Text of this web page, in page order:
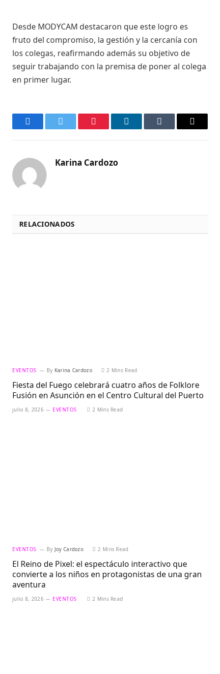
Desde MODYCAM destacaron que este logro es
fruto del compromiso, la gestión y la cercanía con
los colegas, reafirmando además su objetivo de
seguir trabajando con la premisa de poner al colega
en primer lugar.
FacebookTwitter Pinterest LinkedInTumblr Email
Karina Cardozo
RELACIONADOS
EVENTOS By Karina Cardozo 2 Mins Read
Fiesta del Fuego celebrará cuatro años de Folklore
Fusión en Asunción en el Centro Cultural del Puerto
julio 8, 2026 EVENTOS 2 Mins Read
EVENTOS By Joy Cardozo 2 Mins Read
El Reino de Pixel: el espectáculo interactivo que
convierte a los niños en protagonistas de una gran
aventura
julio 8, 2026 EVENTOS 2 Mins Read